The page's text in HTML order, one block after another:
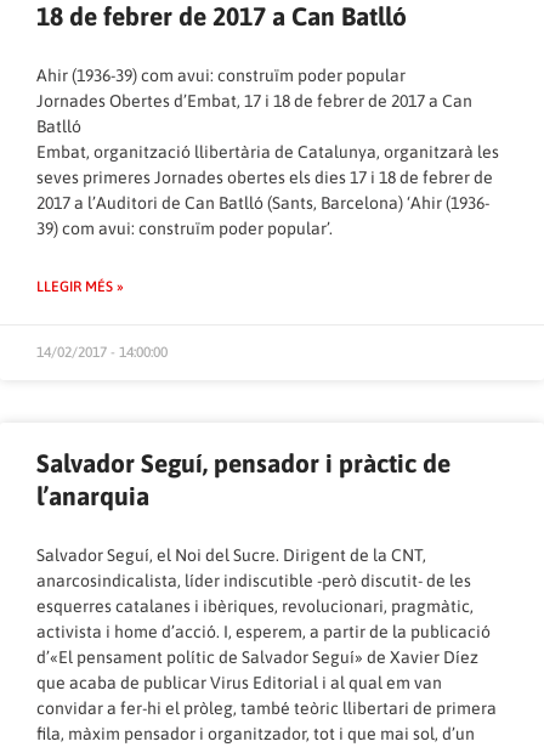
18 de febrer de 2017 a Can Batlló
Ahir (1936-39) com avui: construïm poder popular
Jornades Obertes d’Embat, 17 i 18 de febrer de 2017 a Can
Batlló
Embat, organització llibertària de Catalunya, organitzarà les
seves primeres Jornades obertes els dies 17 i 18 de febrer de
2017 a l’Auditori de Can Batlló (Sants, Barcelona) ‘Ahir (1936-
39) com avui: construïm poder popular’.
LLEGIR MÉS »
14/02/2017 - 14:00:00
Salvador Seguí, pensador i pràctic de
l’anarquia
Salvador Seguí, el Noi del Sucre. Dirigent de la CNT,
anarcosindicalista, líder indiscutible -però discutit- de les
esquerres catalanes i ibèriques, revolucionari, pragmàtic,
activista i home d’acció. I, esperem, a partir de la publicació
d’«El pensament polític de Salvador Seguí» de Xavier Díez
que acaba de publicar Virus Editorial i al qual em van
convidar a fer-hi el pròleg, també teòric llibertari de primera
fila, màxim pensador i organitzador, tot i que mai sol, d’un